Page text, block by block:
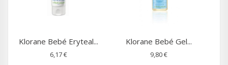
Klorane Bebé Eryteal...
6,17 €
Klorane Bebé Gel...
9,80 €